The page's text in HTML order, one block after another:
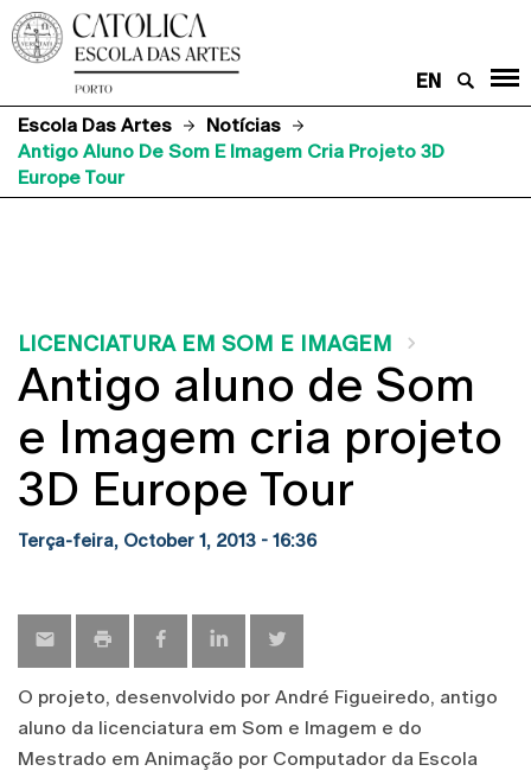
EN
Escola Das Artes
Notícias
Antigo Aluno De Som E Imagem Cria Projeto 3D
Europe Tour
LICENCIATURA EM SOM E IMAGEM
Antigo aluno de Som
e Imagem cria projeto
3D Europe Tour
Terça-feira, October 1, 2013 - 16:36
O projeto, desenvolvido por André Figueiredo, antigo
aluno da licenciatura em Som e Imagem e do
Mestrado em Animação por Computador da Escola